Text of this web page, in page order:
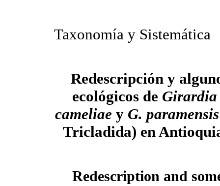
Taxonomía y Sistemática
Redescripción y
ecológicos de
cameliae y G.
Tricladida) en
Redescription and